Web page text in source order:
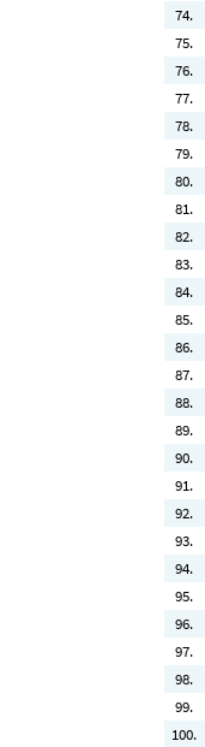
74.
75.
76.
77.
78.
79.
80.
81.
82.
83.
84.
85.
86.
87.
88.
89.
90.
91.
92.
93.
94.
95.
96.
97.
98.
99.
100.